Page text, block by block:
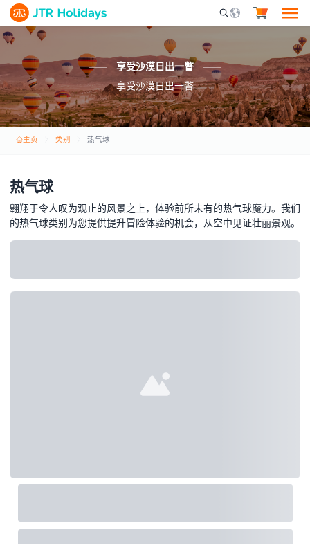
Mobile Search
享受沙漠日出一瞥
享受沙漠日出一瞥
主页 类别 热气球
热气球
翱翔于令人叹为观止的风景之上，体验前所未有的热气球魔力。我们
的热气球类别为您提供提升冒险体验的机会，从空中见证壮丽景观。